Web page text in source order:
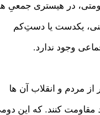
در هیستری جمعیِ
یکدست یا دستِ‌کم
وجود ندارد.
از مردم و انقلاب آن ها
مقاومت کنند. که این